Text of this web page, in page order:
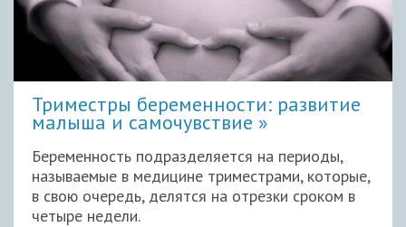
Триместры беременности: развитие
малыша и самочувствие
Беременность подразделяется на периоды,
называемые в медицине триместрами, которые,
в свою очередь, делятся на отрезки сроком в
четыре недели.